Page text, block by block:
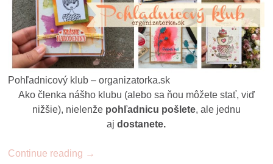
Pohľadnicový klub – organizatorka.sk
Ako členka nášho klubu (alebo sa ňou môžete stať, viď
nižšie), nielenže pohľadnicu pošlete, ale jednu
ajdostanete.
Continue reading →